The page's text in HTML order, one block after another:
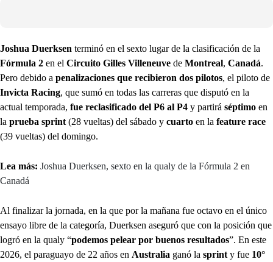
Joshua Duerksen terminó en el sexto lugar de la clasificación de la
Fórmula 2 en el Circuito Gilles Villeneuve de Montreal, Canadá.
Pero debido a penalizaciones que recibieron dos pilotos, el piloto de
Invicta Racing, que sumó en todas las carreras que disputó en la
actual temporada, fue reclasificado del P6 al P4 y partirá séptimo en
la prueba sprint (28 vueltas) del sábado y cuarto en la feature race
(39 vueltas) del domingo.
Lea más: Joshua Duerksen, sexto en la qualy de la Fórmula 2 en
Canadá
Al finalizar la jornada, en la que por la mañana fue octavo en el único
ensayo libre de la categoría, Duerksen aseguró que con la posición que
logró en la qualy “podemos pelear por buenos resultados”. En este
2026, el paraguayo de 22 años en Australia ganó la sprint y fue 10°